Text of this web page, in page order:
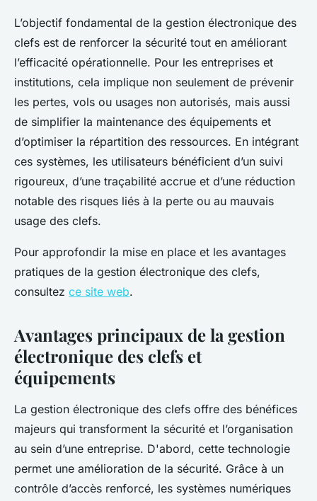
L’objectif fondamental de la gestion électronique des
clefs est de renforcer la sécurité tout en améliorant
l’efficacité opérationnelle. Pour les entreprises et
institutions, cela implique non seulement de prévenir
les pertes, vols ou usages non autorisés, mais aussi
de simplifier la maintenance des équipements et
d’optimiser la répartition des ressources. En intégrant
ces systèmes, les utilisateurs bénéficient d’un suivi
rigoureux, d’une traçabilité accrue et d’une réduction
notable des risques liés à la perte ou au mauvais
usage des clefs.
Pour approfondir la mise en place et les avantages
pratiques de la gestion électronique des clefs,
consultez ce site web.
Avantages principaux de la gestion
électronique des clefs et
équipements
La gestion électronique des clefs offre des bénéfices
majeurs qui transforment la sécurité et l’organisation
au sein d’une entreprise. D'abord, cette technologie
permet une amélioration de la sécurité. Grâce à un
contrôle d’accès renforcé, les systèmes numériques